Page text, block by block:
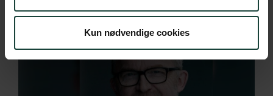
Kun nødvendige cookies